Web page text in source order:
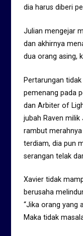
dia harus diberi
Julian mengejar
dan akhirnya
dua orang asing,
Pertarungan
pemenang pada
dan Arbiter of
jubah Raven
rambut
terdiam, dia pun
serangan telak
Xavier tidak
berusaha
“Jika orang yang
Maka tidak